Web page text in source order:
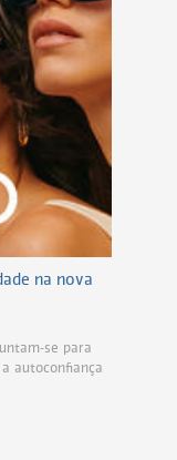
na nova
se para
autoconfiança